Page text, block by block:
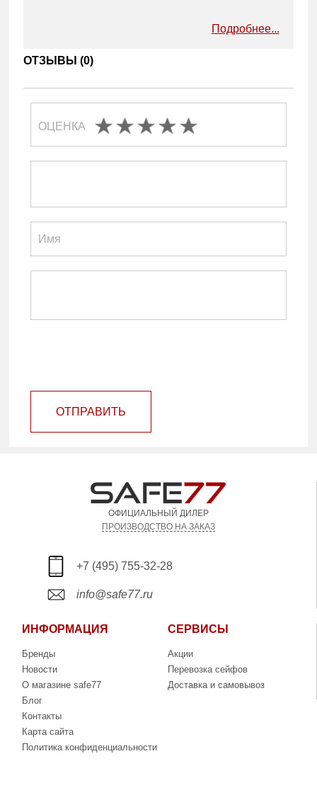
Подробнее...
ОТЗЫВЫ (0)
ОЦЕНКА
ОТПРАВИТЬ
ОФИЦИАЛЬНЫЙ ДИЛЕР
ПРОИЗВОДСТВО НА ЗАКАЗ
+7 (495) 755-32-28
info@safe77.ru
ИНФОРМАЦИЯ
Бренды
Новости
О магазине safe77
Блог
Контакты
Карта сайта
Политика конфиденциальности
СЕРВИСЫ
Акции
Перевозка сейфов
Доставка и самовывоз